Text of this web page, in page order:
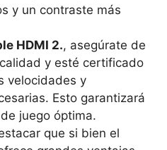
y un contraste más
HDMI 2., asegúrate de
y esté certificado
velocidades y
Esto garantizará
juego óptima.
que si bien el